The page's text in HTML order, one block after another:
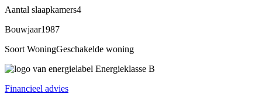
Aantal slaapkamers4
Bouwjaar1987
Soort WoningGeschakelde woning
Energieklasse B
Financieel advies